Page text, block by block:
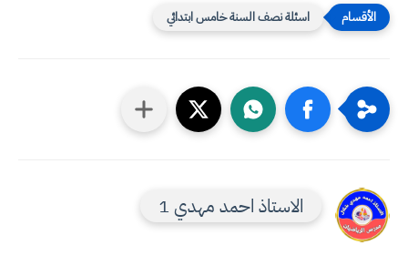
اسئلة نصف السنة خامس ابتدائي
الاستاذ احمد مهدي 1